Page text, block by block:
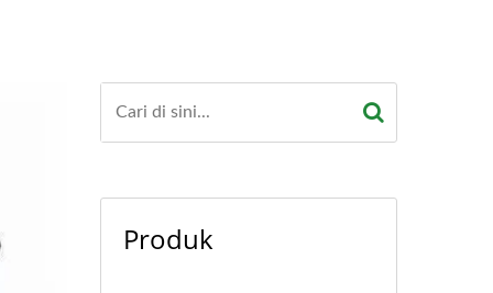
Produk